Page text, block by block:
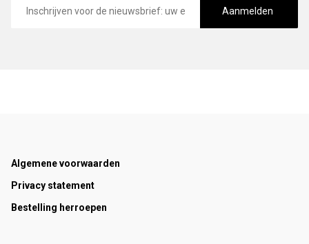
mailadres
Aanmelden
Footer
Algemene voorwaarden
Privacy statement
Bestelling herroepen